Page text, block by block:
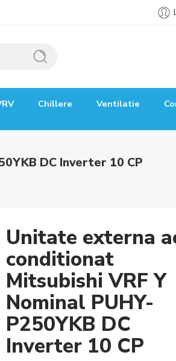
Chillere Ventilatie
DC Inverter 10 CP
Unitate externa
conditionat
Mitsubishi VRF Y
Nominal PUHY-
P250YKB DC
Inverter 10 CP